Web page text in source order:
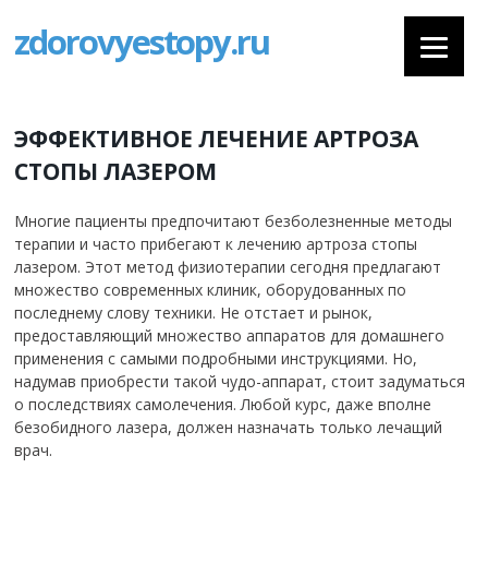
zdorovyestopy.ru
ЭФФЕКТИВНОЕ ЛЕЧЕНИЕ АРТРОЗА
СТОПЫ ЛАЗЕРОМ
Многие пациенты предпочитают безболезненные методы
терапии и часто прибегают к лечению артроза стопы
лазером. Этот метод физиотерапии сегодня предлагают
множество современных клиник, оборудованных по
последнему слову техники. Не отстает и рынок,
предоставляющий множество аппаратов для домашнего
применения с самыми подробными инструкциями. Но,
надумав приобрести такой чудо-аппарат, стоит задуматься
о последствиях самолечения. Любой курс, даже вполне
безобидного лазера, должен назначать только лечащий
врач.